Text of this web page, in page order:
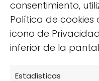
consentimiento,
Política de cookies
icono de
inferior de la
Estadísticas
Adicionalmente, es
con utensilios de
aportar pequeñas